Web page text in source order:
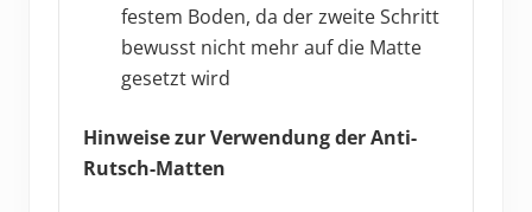
festem Boden, da der zweite Schritt
bewusst nicht mehr auf die Matte
gesetzt wird
Hinweise zur Verwendung der Anti-
Rutsch-Matten